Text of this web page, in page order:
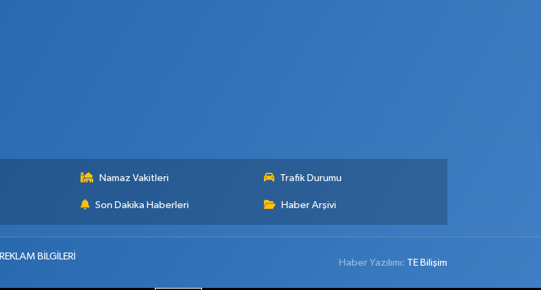
Namaz Vakitleri Trafik Durumu
Son Dakika Haberleri Haber Arşivi
REKLAM BİLGİLERİ
Haber Yazılımı: TE Bilişim